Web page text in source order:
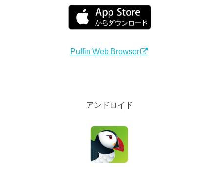
Puffin Web Browser
アンドロイド